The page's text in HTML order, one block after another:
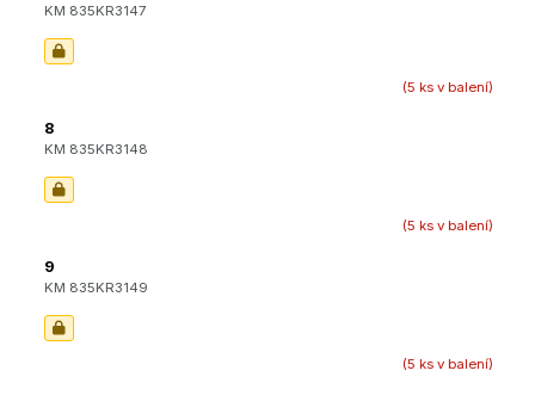
KM 835KR3147
(5 ks v balení)
8
KM 835KR3148
(5 ks v balení)
9
KM 835KR3149
(5 ks v balení)